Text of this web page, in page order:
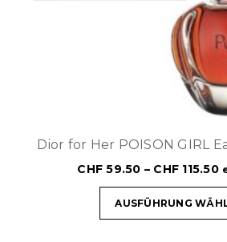
Dior for Her POISON GIRL
CHF 59.50 – CHF 115.50
AUSFÜHRUNG